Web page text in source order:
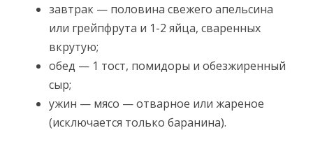
завтрак — половина свежего апельсина
или грейпфрута и 1-2 яйца, сваренных
вкрутую;
обед — 1 тост, помидоры и обезжиренный
сыр;
ужин — мясо — отварное или жареное
(исключается только баранина).